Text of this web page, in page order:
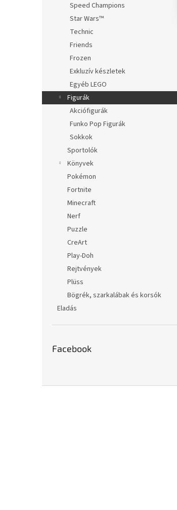
Speed Champions
Star Wars™
Technic
Friends
Frozen
Exkluzív készletek
Egyéb LEGO
Figurák
Akciófigurák
Funko Pop Figurák
Sokkok
Sportolók
Könyvek
Pokémon
Fortnite
Minecraft
Nerf
Puzzle
CreArt
Play-Doh
Rejtvények
Plüss
Bögrék, szarkalábak és korsók
Eladás
Facebook